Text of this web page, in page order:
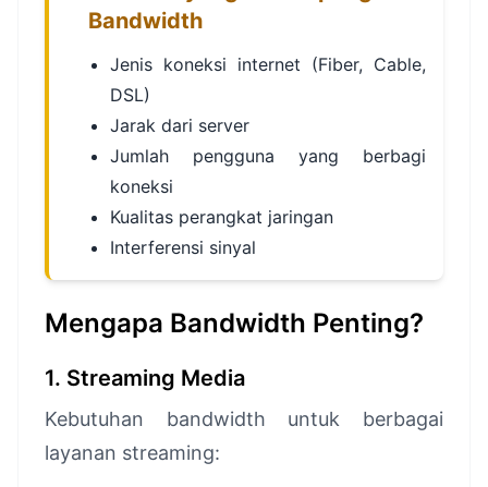
Bandwidth
Jenis koneksi internet (Fiber, Cable,
DSL)
Jarak dari server
Jumlah pengguna yang berbagi
koneksi
Kualitas perangkat jaringan
Interferensi sinyal
Mengapa Bandwidth Penting?
1. Streaming Media
Kebutuhan bandwidth untuk berbagai
layanan streaming: